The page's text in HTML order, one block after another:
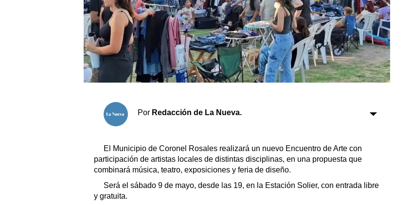
Sociedad y tiempo libre
Sociedad
Tecnología
Turismo
Salud
Es viral
El tiempo
Clasificados
Horóscopo
Servicios
Farmacias
Transportes
Loterías
Datos Útiles
Por Redacción de La Nueva.
El Municipio de Coronel Rosales realizará un nuevo Encuentro de Arte con
participación de artistas locales de distintas disciplinas, en una propuesta que
combinará música, teatro, exposiciones y feria de diseño.
Será el sábado 9 de mayo, desde las 19, en la Estación Solier, con entrada libre
y gratuita.